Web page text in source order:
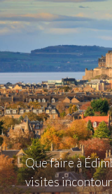
Que faire à
visites